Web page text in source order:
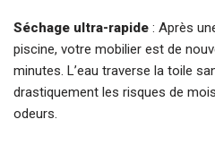
Séchage ultra-rapide : Après
piscine, votre mobilier est de
minutes. L’eau traverse la toile
drastiquement les risques de
odeurs.